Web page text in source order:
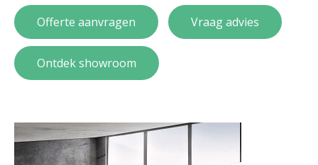
Offerte aanvragen Vraag advies
Ontdek showroom